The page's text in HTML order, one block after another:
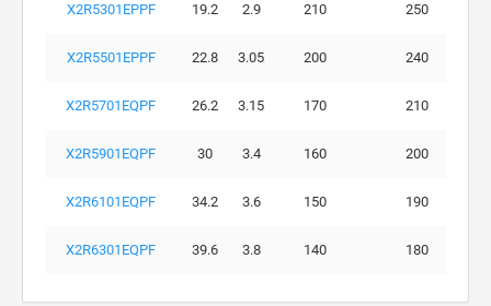
X2R5301EPPF 19.2 2.9 210 250
X2R5501EPPF 22.8 3.05 200 240
X2R5701EQPF 26.2 3.15 170 210
X2R5901EQPF 30 3.4 160 200
X2R6101EQPF 34.2 3.6 150 190
X2R6301EQPF 39.6 3.8 140 180